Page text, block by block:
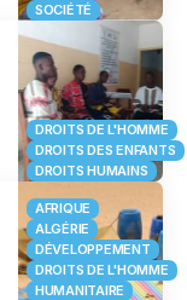
SOCIÉTÉ
DROITS DE L'HOMME
DROITS DES ENFANTS
DROITS HUMAINS
AFRIQUE
ALGÉRIE
DÉVELOPPEMENT
DROITS DE L'HOMME
HUMANITAIRE